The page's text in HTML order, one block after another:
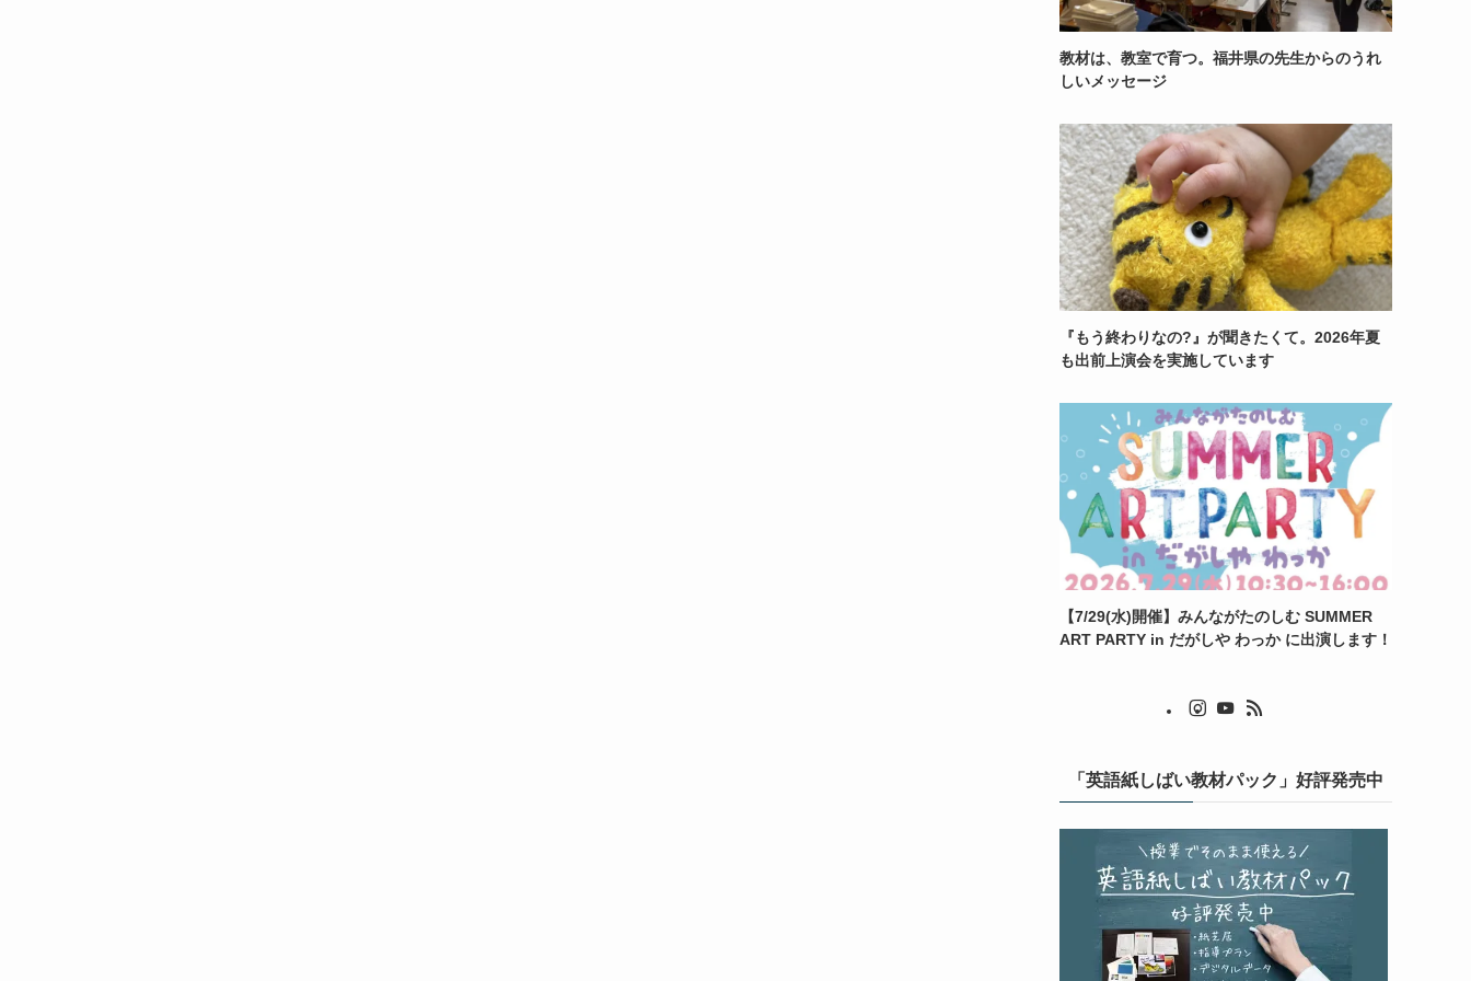
教材は、教室で育つ。福井県の先生からのうれ
しいメッセージ
『もう終わりなの?』が聞きたくて。2026年夏
も出前上演会を実施しています
【7/29(水)開催】みんながたのしむ SUMMER
ART PARTY in だがしや わっか に出演します！
「英語紙しばい教材パック」好評発売中